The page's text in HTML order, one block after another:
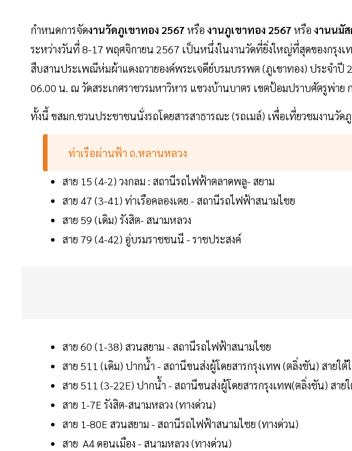
กำหนดการจัดงานวัดภูเขาทอง 2567 หรือ งานภูเขาทอง 2567 หรือ งานนมั
ระหว่างวันที่ 8-17 พฤศจิกายน 2567 เป็นหนึ่งในงานวัดที่ยิ่งใหญ่ที่สุดของกรุง
สืบสานประเพณีห่มผ้าแดงถวายองค์พระเจดีย์บรมบรรพต (ภูเขาทอง) ประจำปี
06.00 น. ณ วัดสระเกศราชวรมหาวิหาร แขวงบ้านบาตร เขตป้อมปราบศัตรูพ่าย
ทั้งนี้ ขสมก.ชวนประชาชนนั่งรถโดยสารสาธารณะ (รถเมล์) เพื่อเที่ยวชมงานวัด
ท่าเรือผ่านฟ้า ถ.หลานหลวง
สาย 15 (4-2) วงกลม : สถานีรถไฟฟ้าตลาดพลู- สยาม
สาย 47 (3-41) ท่าเรือคลองเตย - สถานีรถไฟฟ้าสนามไชย
สาย 59 (เดิม) รังสิต- สนามหลวง
สาย 79 (4-42) อู่บรมราชชนนี - ราชประสงค์
สาย 60 (1-38) สวนสยาม - สถานีรถไฟฟ้าสนามไชย
สาย 511 (เดิม) ปากน้ำ - สถานีขนส่งผู้โดยสารกรุงเทพ (ตลิ่งชัน) สายใต้
สาย 511 (3-22E) ปากน้ำ - สถานีขนส่งผู้โดยสารกรุงเทพ(ตลิ่งชัน) สาย
สาย 1-7E รังสิต-สนามหลวง (ทางด่วน)
สาย 1-80E สวนสยาม - สถานีรถไฟฟ้าสนามไชย (ทางด่วน)
สาย A4 ดอนเมือง - สนามหลวง (ทางด่วน)